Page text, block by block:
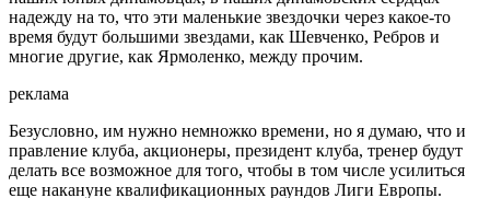
надежду на то, что эти маленькие звездочки через какое-то
время будут большими звездами, как Шевченко, Ребров и
многие другие, как Ярмоленко, между прочим.
реклама
Безусловно, им нужно немножко времени, но я думаю, что и
правление клуба, акционеры, президент клуба, тренер будут
делать все возможное для того, чтобы в том числе усилиться
еще накануне квалификационных раундов Лиги Европы.